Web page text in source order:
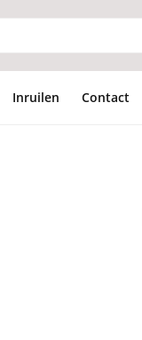
Inruilen Contact